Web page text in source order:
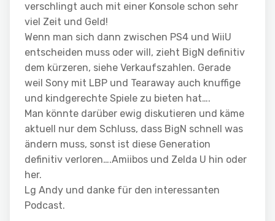
verschlingt auch mit einer Konsole schon sehr
viel Zeit und Geld!
Wenn man sich dann zwischen PS4 und WiiU
entscheiden muss oder will, zieht BigN definitiv
dem kürzeren, siehe Verkaufszahlen. Gerade
weil Sony mit LBP und Tearaway auch knuffige
und kindgerechte Spiele zu bieten hat….
Man könnte darüber ewig diskutieren und käme
aktuell nur dem Schluss, dass BigN schnell was
ändern muss, sonst ist diese Generation
definitiv verloren….Amiibos und Zelda U hin oder
her.
Lg Andy und danke für den interessanten
Podcast.